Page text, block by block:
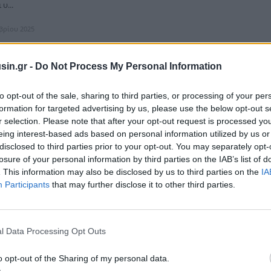
- Do Not Process My Personal Information
opt-out of the sale, sharing to third parties, or processing of your
for targeted advertising by us, please use the below opt-out
selection. Please note that after your opt-out request is processed
interest-based ads based on personal information utilized by us
to third parties prior to your opt-out. You may separately
of your personal information by third parties on the IAB’s list of
This information may also be disclosed by us to third parties on the
Participants that may further disclose it to other third parties.
Data Processing Opt Outs
opt-out of the Sharing of my personal data.
υ...
2025
Αύξηση εσόδων κατά 46% στο εννεάμηνο
46% ανακοίνωσε ηBriQ Properties για το εννεάμηνο της χρήσης
του Ομίλου να επηρεάζονται θετικά από τη συγχώνευση με την
Inte...
2025
Νέα επένδυση με τρίτο Κέντρο Αποθήκευσης
Α.Ε.Ε.Α.Π. προχωρά στην κατασκευή τρίτου Κέντρου Αποθήκευσης και